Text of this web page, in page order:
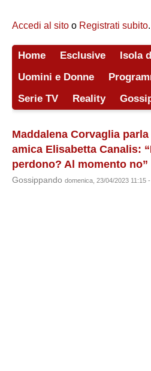
Accedi al sito o Registrati subito.
Home Esclusive
Isola
Uomini e Donne
Serie TV
Reality
Maddalena Corvaglia
amica Elisabetta Canalis:
perdono? Al momento no”
Gossippando domenica, 23/04/2023 11:15